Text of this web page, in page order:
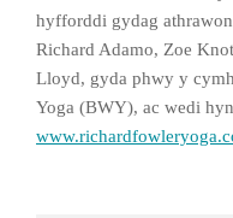
hyfforddi gydag
Richard Adamo, Zoe
Lloyd, gyda phwy y
Yoga (BWY), ac wedi